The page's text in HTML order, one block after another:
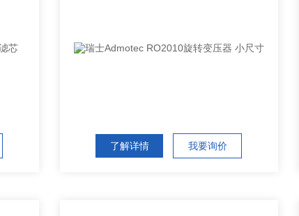
了解详情 我要询价